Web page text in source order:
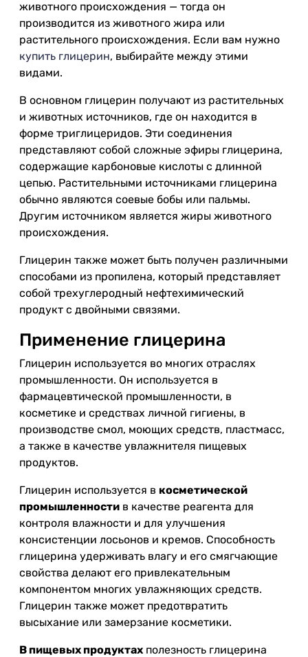
животного происхождения — тогда он
производится из животного жира или
растительного происхождения. Если вам нужно
купить глицерин, выбирайте между этими
видами.
В основном глицерин получают из растительных
и животных источников, где он находится в
форме триглицеридов. Эти соединения
представляют собой сложные эфиры глицерина,
содержащие карбоновые кислоты с длинной
цепью. Растительными источниками глицерина
обычно являются соевые бобы или пальмы.
Другим источником является жиры животного
происхождения.
Глицерин также может быть получен различными
способами из пропилена, который представляет
собой трехуглеродный нефтехимический
продукт с двойными связями.
Применение глицерина
Глицерин используется во многих отраслях
промышленности. Он используется в
фармацевтической промышленности, в
косметике и средствах личной гигиены, в
производстве смол, моющих средств, пластмасс,
а также в качестве увлажнителя пищевых
продуктов.
Глицерин используется в косметической
промышленности в качестве реагента для
контроля влажности и для улучшения
консистенции лосьонов и кремов. Способность
глицерина удерживать влагу и его смягчающие
свойства делают его привлекательным
компонентом многих увлажняющих средств.
Глицерин также может предотвратить
высыхание или замерзание косметики.
В пищевых продуктах полезность глицерина